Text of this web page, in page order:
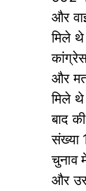
और
मिले
और
मिले
बाद
संख्या
चुनाव
और